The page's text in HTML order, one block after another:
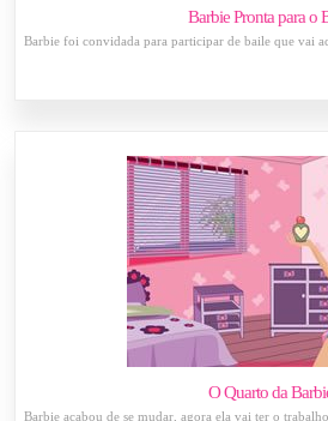
Barbie Pronta para o
Barbie foi convidada para participar de baile que vai
O Quarto da
Barbie acabou de se mudar, agora ela vai ter o